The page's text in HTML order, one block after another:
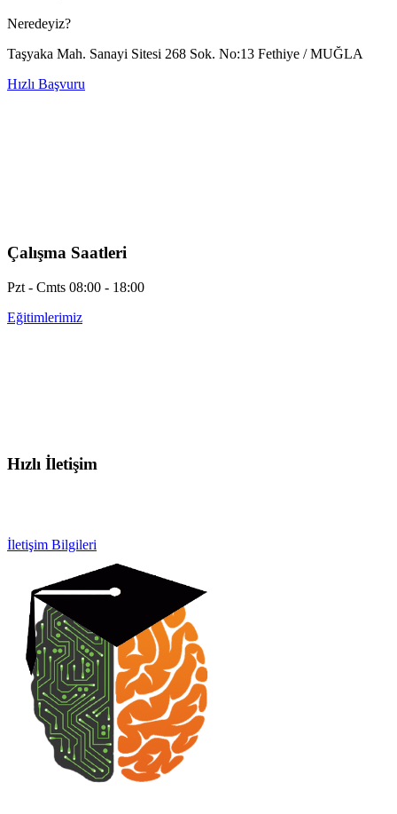
Neredeyiz?
Taşyaka Mah. Sanayi Sitesi 268 Sok. No:13 Fethiye / MUĞLA
Hızlı Başvuru
Çalışma Saatleri
Pzt - Cmts 08:00 - 18:00
Eğitimlerimiz
Hızlı İletişim
İletişim Bilgileri